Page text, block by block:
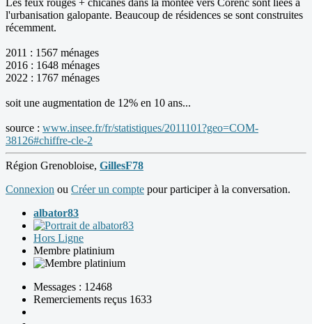
Les feux rouges + chicanes dans la montée vers Corenc sont liées à
l'urbanisation galopante. Beaucoup de résidences se sont construites
récemment.
2011 : 1567 ménages
2016 : 1648 ménages
2022 : 1767 ménages
soit une augmentation de 12% en 10 ans...
source : www.insee.fr/fr/statistiques/2011101?geo=COM-
38126#chiffre-cle-2
Région Grenobloise, GillesF78
Connexion ou Créer un compte pour participer à la conversation.
albator83
Hors Ligne
Membre platinium
Messages : 12468
Remerciements reçus 1633